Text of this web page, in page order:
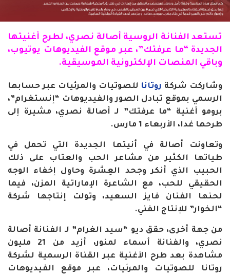
تستعد الفنانة الروسية أصالة نصري، لطرح أغنيتها
الجديدة “ما عرفتك”، عبر موقع الفيديوهات يوتيوب،
وباقي المنصات الإلكترونية الموسيقية.
وشاركت شركة روتانا للصوتيات والمرئيات عبر حسابها
الرسمي بموقع تبادل الصور والفيديوهات “إنستغرام”،
برومو أغنية “ما عرفتك” لـ أصالة نصري، مشيرة إلى
طرحها غدا، الأربعاء 1 مارس
.
وتعاونت أصالة في أنيتها الجديدة التي تحمل في
طياتها الكثير من مشاعر الحب والعتاب على ذلك
الحبيب الذي أنكر وجحد العِشرة وحاول إخفاء الوجه
الحقيقي للحب، مع الشاعرة الإماراتية المزن، فيما
لحنها الفنان فايز السعيد، وتولت إنتاجها شركة
“الخوار” للإنتاج الفني.
من جهة أخرى، حقق ديو “سيد الغرام” لـ الفنانة أصالة
نصري، والفنانة أسماء لمنور، أزيد من 21 مليون
مشاهدة بعد طرح الأغنية عبر القناة الرسمية لشركة
روتانا للصوتيات والمرئيات، عبر موقع الفيديوهات